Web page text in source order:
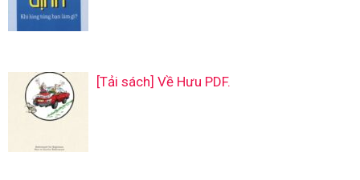
[Tải sách] Về Hưu PDF.